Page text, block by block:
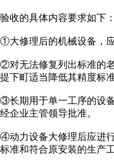
验收的具体内容要求如下：
①大修理后的机械设备，
②对无法修复列出标准的
提下町适当降低其精度标准
③长期用于单一工序的设
经企业主管领导批准。
④动力设备大修理后应进
标准和符合原安装的生产